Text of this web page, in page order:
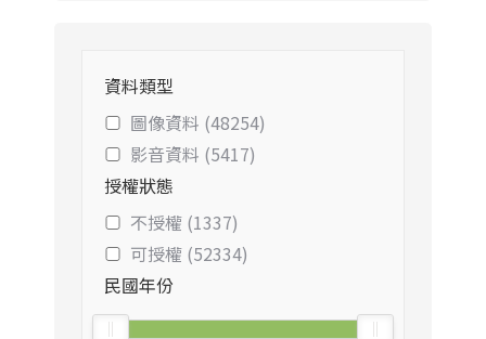
資料類型
圖像資料 (48254)
影音資料 (5417)
授權狀態
不授權 (1337)
可授權 (52334)
民國年份